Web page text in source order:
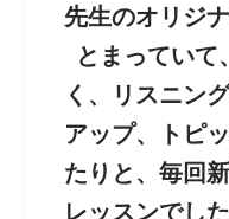
先生のオリジ
とまっていて
く、リスニン
アップ、トピ
たり と、毎回
レッスンでし